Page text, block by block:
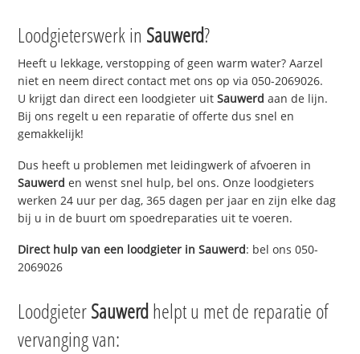
Loodgieterswerk in Sauwerd?
Heeft u lekkage, verstopping of geen warm water? Aarzel
niet en neem direct contact met ons op via 050-2069026.
U krijgt dan direct een loodgieter uitSauwerd aan de lijn.
Bij ons regelt u een reparatie of offerte dus snel en
gemakkelijk!
Dus heeft u problemen met leidingwerk of afvoeren in
Sauwerd en wenst snel hulp, bel ons. Onze loodgieters
werken 24 uur per dag, 365 dagen per jaar en zijn elke dag
bij u in de buurt om spoedreparaties uit te voeren.
Direct hulp van een loodgieter inSauwerd: bel ons 050-
2069026
LoodgieterSauwerdhelpt u met de reparatie of
vervanging van: